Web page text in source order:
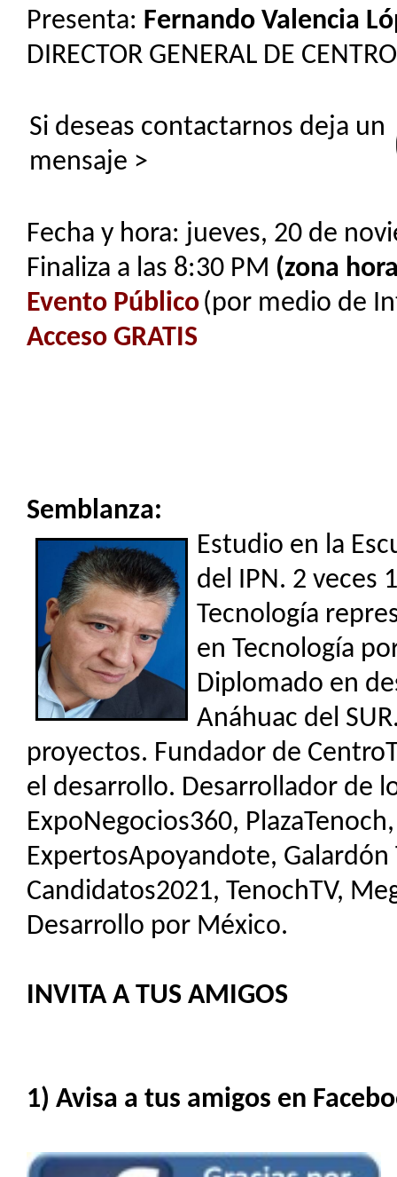
Presenta: Fernando Valencia
DIRECTOR GENERAL DE
Si deseas contactarnos deja un
mensaje >
Fecha y hora: jueves, 20 de
Finaliza a las 8:30 PM (zona
Evento Público(por medio de
Acceso GRATIS
Semblanza:
Estudio en la
del IPN. 2 veces
Tecnología
en Tecnología
Diplomado en
Anáhuac del
proyectos. Fundador de
el desarrollo. Desarrollador de
ExpoNegocios360,
ExpertosApoyandote,
Candidatos2021, TenochTV,
Desarrollo por México.
INVITA A TUS AMIGOS
1) Avisa a tus amigos en